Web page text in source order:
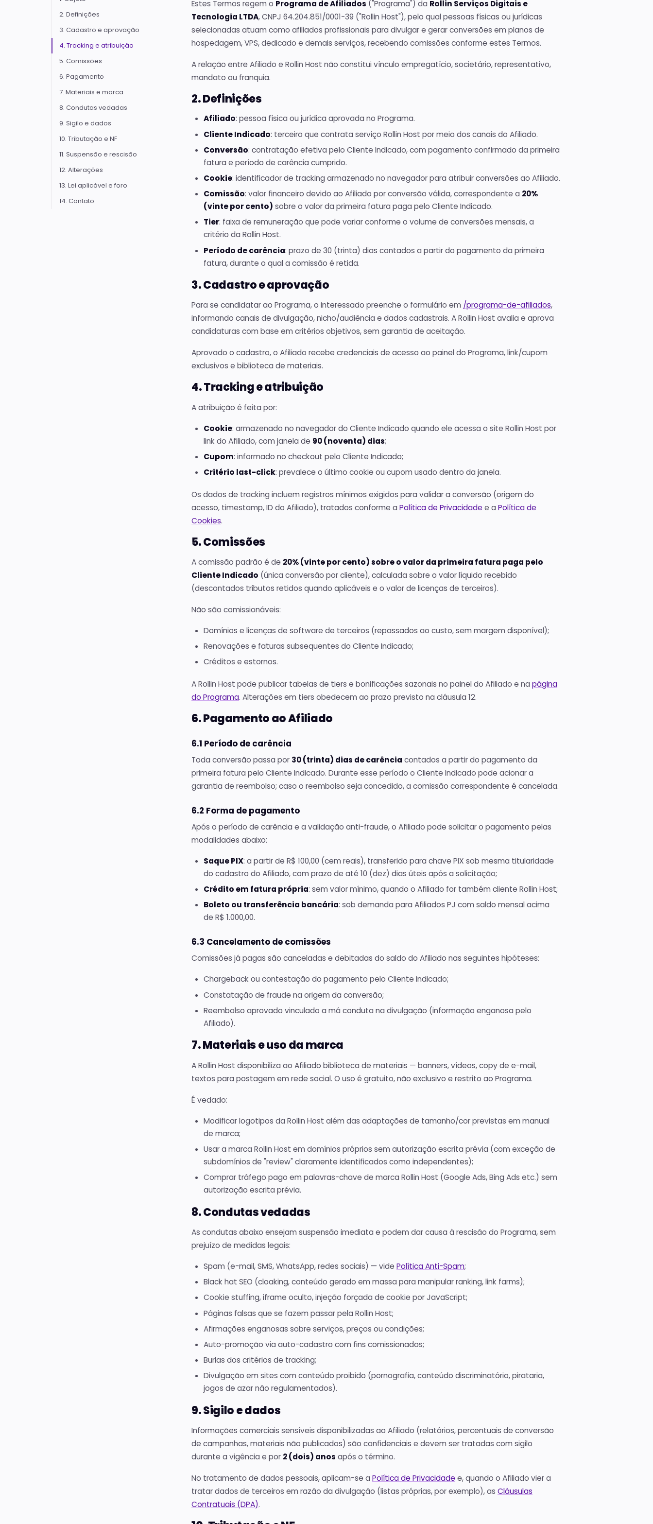
Registro
de
Hub de
disponíveis
2. Definições
3. Cadastro e aprovação
4. Tracking e atribuição
5. Comissões
6. Pagamento
7. Materiais e marca
8. Condutas vedadas
9. Sigilo e dados
10. Tributação e NF
11. Suspensão e rescisão
12. Alterações
13. Lei aplicável e foro
14. Contato
Estes Termos regem o Programa de Afiliados ("Programa") da Rollin Serviços Digitais e
Tecnologia LTDA, CNPJ 64.204.851/0001-39 ("Rollin Host"), pelo qual pessoas físicas ou jurídicas
selecionadas atuam como afiliados profissionais para divulgar e gerar conversões em planos de
hospedagem, VPS, dedicado e demais serviços, recebendo comissões conforme estes Termos.
A relação entre Afiliado e Rollin Host não constitui vínculo empregatício, societário, representativo,
mandato ou franquia.
2. Definições
Afiliado: pessoa física ou jurídica aprovada no Programa.
Cliente Indicado: terceiro que contrata serviço Rollin Host por meio dos canais do Afiliado.
Conversão: contratação efetiva pelo Cliente Indicado, com pagamento confirmado da primeira
fatura e período de carência cumprido.
Cookie: identificador de tracking armazenado no navegador para atribuir conversões ao Afiliado.
Comissão: valor financeiro devido ao Afiliado por conversão válida, correspondente a 20%
(vinte por cento) sobre o valor da primeira fatura paga pelo Cliente Indicado.
Tier: faixa de remuneração que pode variar conforme o volume de conversões mensais, a
critério da Rollin Host.
Período de carência: prazo de 30 (trinta) dias contados a partir do pagamento da primeira
fatura, durante o qual a comissão é retida.
3. Cadastro e aprovação
Para se candidatar ao Programa, o interessado preenche o formulário em /programa-de-afiliados,
informando canais de divulgação, nicho/audiência e dados cadastrais. A Rollin Host avalia e aprova
candidaturas com base em critérios objetivos, sem garantia de aceitação.
Aprovado o cadastro, o Afiliado recebe credenciais de acesso ao painel do Programa, link/cupom
exclusivos e biblioteca de materiais.
4. Tracking e atribuição
A atribuição é feita por:
Cookie: armazenado no navegador do Cliente Indicado quando ele acessa o site Rollin Host por
link do Afiliado, com janela de 90 (noventa) dias;
Cupom: informado no checkout pelo Cliente Indicado;
Critério last-click: prevalece o último cookie ou cupom usado dentro da janela.
Os dados de tracking incluem registros mínimos exigidos para validar a conversão (origem do
acesso, timestamp, ID do Afiliado), tratados conforme a Política de Privacidadee a Política de
Cookies.
5. Comissões
A comissão padrão é de 20% (vinte por cento) sobre o valor da primeira fatura paga pelo
Cliente Indicado (única conversão por cliente), calculada sobre o valor líquido recebido
(descontados tributos retidos quando aplicáveis e o valor de licenças de terceiros).
Não são comissionáveis:
Domínios e licenças de software de terceiros (repassados ao custo, sem margem disponível);
Renovações e faturas subsequentes do Cliente Indicado;
Créditos e estornos.
A Rollin Host pode publicar tabelas de tiers e bonificações sazonais no painel do Afiliado e na página
do Programa. Alterações em tiers obedecem ao prazo previsto na cláusula 12.
6. Pagamento ao Afiliado
6.1 Período de carência
Toda conversão passa por 30 (trinta) dias de carência contados a partir do pagamento da
primeira fatura pelo Cliente Indicado. Durante esse período o Cliente Indicado pode acionar a
garantia de reembolso; caso o reembolso seja concedido, a comissão correspondente é cancelada.
6.2 Forma de pagamento
Após o período de carência e a validação anti-fraude, o Afiliado pode solicitar o pagamento pelas
modalidades abaixo:
Saque PIX: a partir de R$ 100,00 (cem reais), transferido para chave PIX sob mesma titularidade
do cadastro do Afiliado, com prazo de até 10 (dez) dias úteis após a solicitação;
Crédito em fatura própria: sem valor mínimo, quando o Afiliado for também cliente Rollin Host;
Boleto ou transferência bancária: sob demanda para Afiliados PJ com saldo mensal acima
de R$ 1.000,00.
6.3 Cancelamento de comissões
Comissões já pagas são canceladas e debitadas do saldo do Afiliado nas seguintes hipóteses:
Chargeback ou contestação do pagamento pelo Cliente Indicado;
Constatação de fraude na origem da conversão;
Reembolso aprovado vinculado a má conduta na divulgação (informação enganosa pelo
Afiliado).
7. Materiais e uso da marca
A Rollin Host disponibiliza ao Afiliado biblioteca de materiais — banners, vídeos, copy de e-mail,
textos para postagem em rede social. O uso é gratuito, não exclusivo e restrito ao Programa.
É vedado:
Modificar logotipos da Rollin Host além das adaptações de tamanho/cor previstas em manual
de marca;
Usar a marca Rollin Host em domínios próprios sem autorização escrita prévia (com exceção de
subdomínios de "review" claramente identificados como independentes);
Comprar tráfego pago em palavras-chave de marca Rollin Host (Google Ads, Bing Ads etc.) sem
autorização escrita prévia.
8. Condutas vedadas
As condutas abaixo ensejam suspensão imediata e podem dar causa à rescisão do Programa, sem
prejuízo de medidas legais:
Spam (e-mail, SMS, WhatsApp, redes sociais) — vide Política Anti-Spam;
Black hat SEO (cloaking, conteúdo gerado em massa para manipular ranking, link farms);
Cookie stuffing, iframe oculto, injeção forçada de cookie por JavaScript;
Páginas falsas que se fazem passar pela Rollin Host;
Afirmações enganosas sobre serviços, preços ou condições;
Auto-promoção via auto-cadastro com fins comissionados;
Burlas dos critérios de tracking;
Divulgação em sites com conteúdo proibido (pornografia, conteúdo discriminatório, pirataria,
jogos de azar não regulamentados).
9. Sigilo e dados
Informações comerciais sensíveis disponibilizadas ao Afiliado (relatórios, percentuais de conversão
de campanhas, materiais não publicados) são confidenciais e devem ser tratadas com sigilo
durante a vigência e por 2 (dois) anos após o término.
No tratamento de dados pessoais, aplicam-se a Política de Privacidadee, quando o Afiliado vier a
tratar dados de terceiros em razão da divulgação (listas próprias, por exemplo), as Cláusulas
Contratuais (DPA).